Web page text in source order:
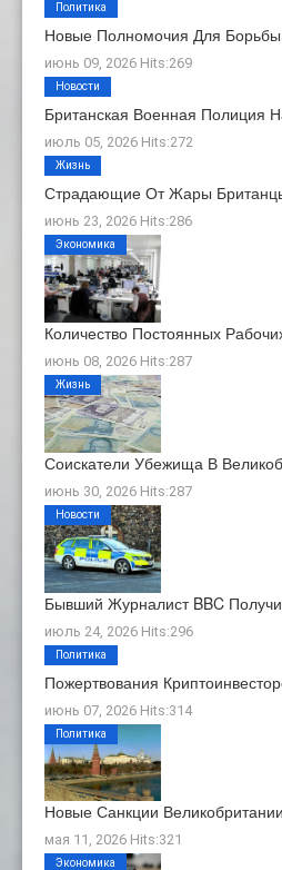
Новые Полномочия Для
июнь 09, 2026 Hits:269
Политика
Британская Военная Полиция
июль 05, 2026 Hits:272
Новости
Страдающие От Жары
июнь 23, 2026 Hits:286
Жизнь
Количество Постоянных
июнь 08, 2026 Hits:287
Экономика
Соискатели Убежища В
июнь 30, 2026 Hits:287
Жизнь
Бывший Журналист BBC
июль 24, 2026 Hits:296
Новости
Пожертвования
июнь 07, 2026 Hits:314
Политика
Новые Санкции
мая 11, 2026 Hits:321
Политика
Экономика